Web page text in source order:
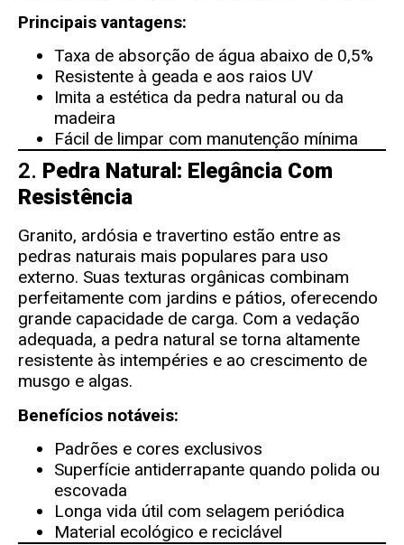
Principais vantagens:
Taxa de absorção de água abaixo de 0,5%
Resistente à geada e aos raios UV
Imita a estética da pedra natural ou da
madeira
Fácil de limpar com manutenção mínima
2. Pedra Natural: Elegância Com
Resistência
Granito, ardósia e travertino estão entre as
pedras naturais mais populares para uso
externo. Suas texturas orgânicas combinam
perfeitamente com jardins e pátios, oferecendo
grande capacidade de carga. Com a vedação
adequada, a pedra natural se torna altamente
resistente às intempéries e ao crescimento de
musgo e algas.
Benefícios notáveis:
Padrões e cores exclusivos
Superfície antiderrapante quando polida ou
escovada
Longa vida útil com selagem periódica
Material ecológico e reciclável